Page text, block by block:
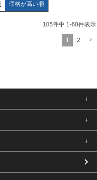
価格が高い順
105件中 1-60件表示
1 2